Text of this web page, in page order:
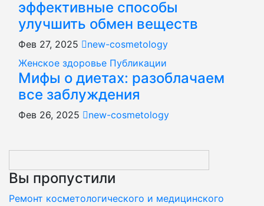
эффективные способы
улучшить обмен веществ
Фев 27, 2025
new-cosmetology
Женское здоровье Публикации
Мифы о диетах: разоблачаем
все заблуждения
Фев 26, 2025 new-cosmetology
Вы пропустили
Ремонт косметологического и медицинского